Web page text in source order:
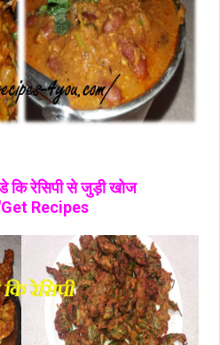
कि रेसिपी से जुड़ी खोज
Recipes